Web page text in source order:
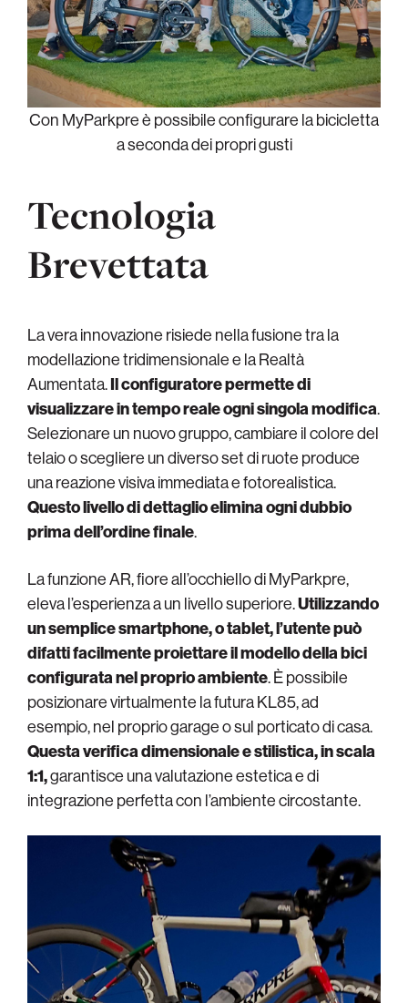
Con MyParkpre è possibile configurare la bicicletta
a seconda dei propri gusti
Tecnologia
Brevettata
La vera innovazione risiede nella fusione tra la
modellazione tridimensionale e la Realtà
Aumentata.Il configuratore permette di
visualizzare in tempo reale ogni singola modifica.
Selezionare un nuovo gruppo, cambiare il colore del
telaio o scegliere un diverso set di ruote produce
una reazione visiva immediata e fotorealistica.
Questo livello di dettaglio elimina ogni dubbio
prima dell’ordine finale.
La funzione AR, fiore all’occhiello di MyParkpre,
eleva l’esperienza a un livello superiore.Utilizzando
un semplice smartphone, o tablet, l’utente può
difatti facilmente proiettare il modello della bici
configurata nel proprio ambiente. È possibile
posizionare virtualmente la futura KL85, ad
esempio, nel proprio garage o sul porticato di casa.
Questa verifica dimensionale e stilistica, in scala
1:1,garantisce una valutazione estetica e di
integrazione perfetta con l’ambiente circostante.